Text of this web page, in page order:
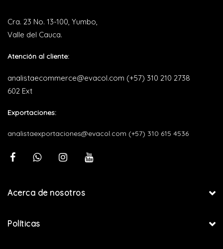
Cra. 23 No. 13-100, Yumbo,
Valle del Cauca.
Atención al cliente:
analistaecommerce@evacol.com (+57) 310 210 2738
602 Ext
Exportaciones:
analistaexportaciones@evacol.com (+57) 310 615 4536
Acerca de nosotros
Políticas